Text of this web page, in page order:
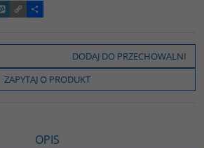
W
y
o
C
o
y
i
n
k
P
o
z
e
l
s
DODAJ DO PRZECHOWALNI
ZAPYTAJ O PRODUKT
OPIS